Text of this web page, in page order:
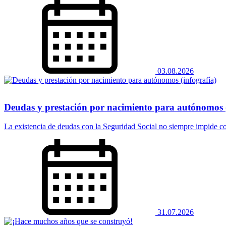
03.08.2026
Deudas y prestación por nacimiento para
La existencia de deudas con la Seguridad Social no siempre impide
31.07.2026